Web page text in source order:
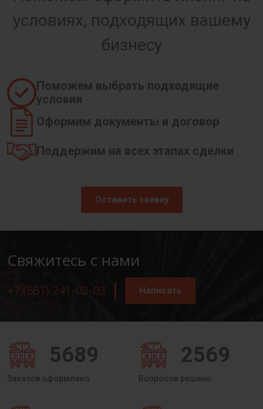
условиях, подходящих вашему
бизнесу
Поможем выбрать подходящие
условия
Оформим документы и договор
Поддержим на всех этапах сделки
Оставить заявку
Свяжитесь с нами
+7 (861) 241-02-03 Написать
5689
Заказов оформлено
2569
Вопросов решено